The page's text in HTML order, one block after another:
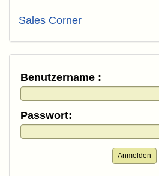
Sales Corner
Benutzername :
Passwort:
Anmelden